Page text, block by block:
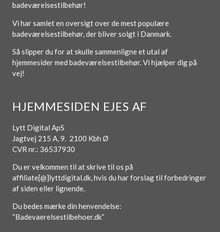
badeværelsestilbehør!
Vi har samlet en oversigt over de mest populære
badeværelsestilbehør, der bliver solgt i Danmark.
Så slipper du for at skulle sammenligne et utal af
hjemmesider med badeværelsestilbehør. Vi hjælper dig på
vej!
HJEMMESIDEN EJES AF
Lytt Digital ApS
Jagtvej 215 A, 9. 2100 Kbh Ø
CVR nr.: 36537930
Du er velkommen til at skrive til os på
affiliate[@]lyttdigital.dk, hvis du har forslag til forbedringer
af siden eller lignende.
Du bedes mærke din henvendelse:
“Badevaerelsestilbehoer.dk”